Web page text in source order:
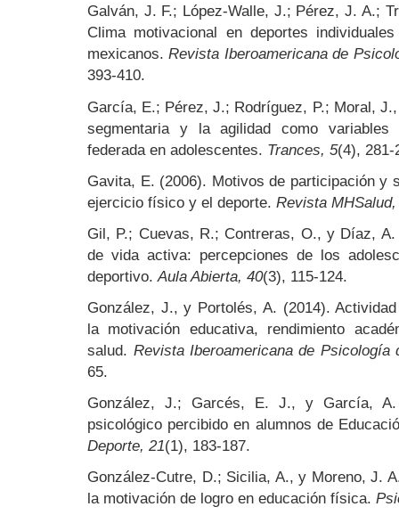
Galván, J. F.; López-Walle, J.; Pérez, J. A.;
Clima motivacional en deportes
mexicanos.Revista Iberoamericana de
393-410.
García, E.; Pérez, J.; Rodríguez, P.; Moral,
segmentaria y la agilidad como variables
federada en adolescentes. Trances, 5(4), 281-
Gavita, E. (2006). Motivos de participación y
ejercicio físico y el deporte. Revista
Gil, P.; Cuevas, R.; Contreras, O., y Díaz,
de vida activa: percepciones de los
deportivo. Aula Abierta, 40(3), 115-124.
González, J., y Portolés, A. (2014).
la motivación educativa, rendimiento
salud. Revista Iberoamericana de
65.
González, J.; Garcés, E. J., y García, A.
psicológico percibido en alumnos de
Deporte, 21(1), 183-187.
González-Cutre, D.; Sicilia, A., y Moreno, J.
la motivación de logro en educación física.